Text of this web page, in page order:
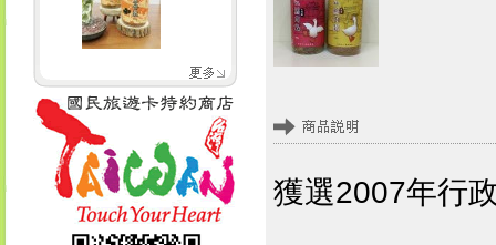
獲選2007年行